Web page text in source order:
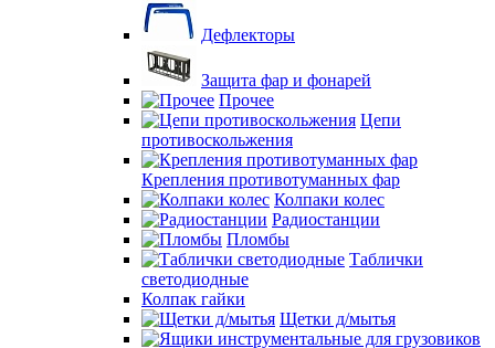
Дефлекторы
Защита фар и фонарей
Прочее
Цепи
противоскольжения
Крепления противотуманных фар
Колпаки колес
Радиостанции
Пломбы
Таблички
светодиодные
Колпак гайки
Щетки д/мытья